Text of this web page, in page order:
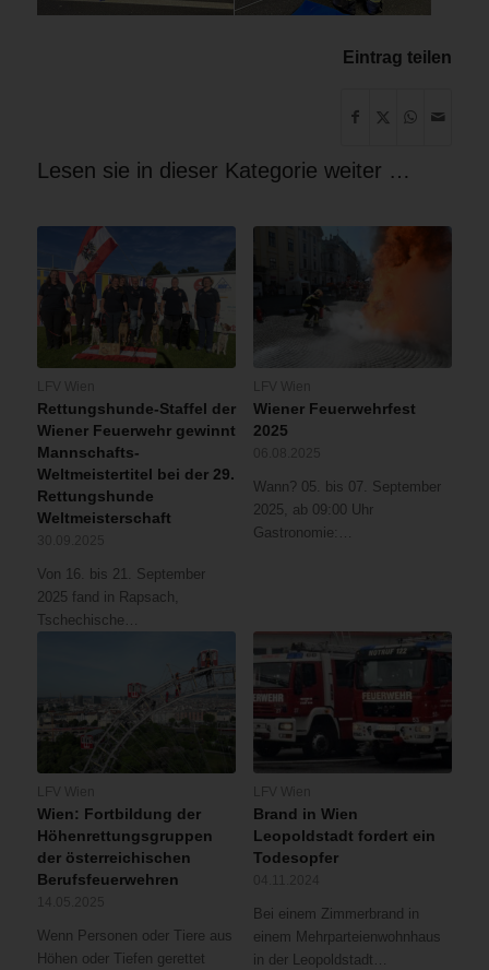
Eintrag teilen
Lesen sie in dieser Kategorie weiter …
Rettungshunde-Staffel der
Wiener Feuerwehr gewinnt
Mannschafts-
Weltmeistertitel bei der 29.
Rettungshunde
Weltmeisterschaft
Von 16. bis 21. September
2025 fand in Rapsach,
Tschechische…
Wiener Feuerwehrfest
2025
Wann? 05. bis 07. September
2025, ab 09:00 Uhr
Gastronomie:…
Wien: Fortbildung der
Höhenrettungsgruppen
der österreichischen
Berufsfeuerwehren
Wenn Personen oder Tiere aus
Höhen oder Tiefen gerettet
Brand in Wien
Leopoldstadt fordert ein
Todesopfer
Bei einem Zimmerbrand in
einem Mehrparteienwohnhaus
in der Leopoldstadt…